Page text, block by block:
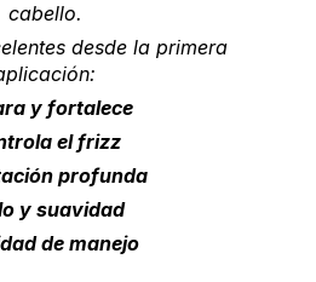
cabello.
desde la primera
y fortalece
el frizz
profunda
y suavidad
de manejo